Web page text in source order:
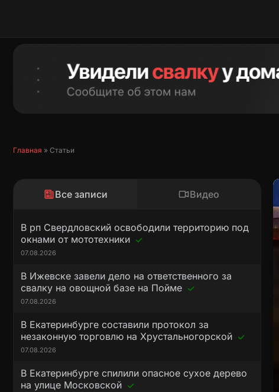
Главная » Статьи
Все записи Видео
В рп Свердловский освободили территорию под
окнами от мототехники
07.08.2026
В Ижевске завели дело на ответственного за
свалку на овощной базе на Пойме
07.08.2026
В Екатеринбурге составили протокол за
незаконную торговлю на Хрустальногорской
07.08.2026
В Екатеринбурге спилили опасное сухое дерево
на улице Московской